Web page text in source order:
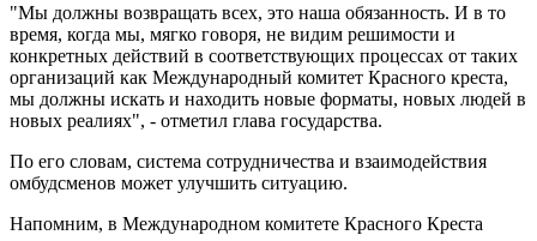
"Мы должны возвращать всех, это наша обязанность. И в то
время, когда мы, мягко говоря, не видим решимости и
конкретных действий в соответствующих процессах от таких
организаций как Международный комитет Красного креста,
мы должны искать и находить новые форматы, новых людей в
новых реалиях", - отметил глава государства.
По его словам, система сотрудничества и взаимодействия
омбудсменов может улучшить ситуацию.
Напомним, в Международном комитете Красного Креста